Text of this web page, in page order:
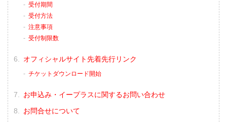
受付期間
受付方法
注意事項
受付制限数
オフィシャルサイト先着先行リンク
チケットダウンロード開始
お申込み・イープラスに関するお問い合わせ
お問合せについて